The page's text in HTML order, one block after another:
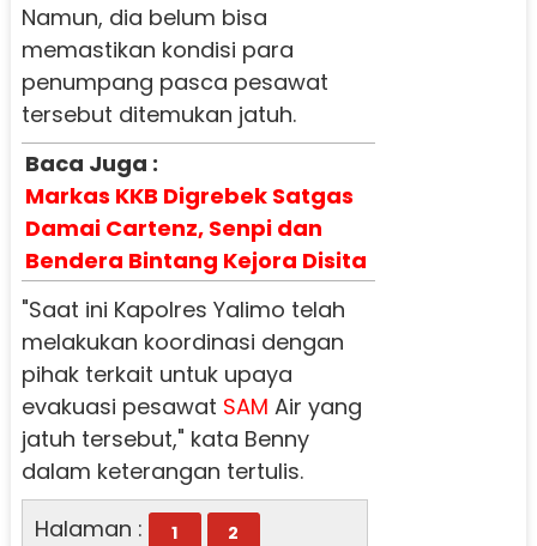
Namun, dia belum bisa
memastikan kondisi para
penumpang pasca pesawat
tersebut ditemukan jatuh.
Baca Juga :
Markas KKB Digrebek Satgas
Damai Cartenz, Senpi dan
Bendera Bintang Kejora Disita
"Saat ini Kapolres Yalimo telah
melakukan koordinasi dengan
pihak terkait untuk upaya
evakuasi pesawat SAM Air yang
jatuh tersebut," kata Benny
dalam keterangan tertulis.
Halaman :
1
2